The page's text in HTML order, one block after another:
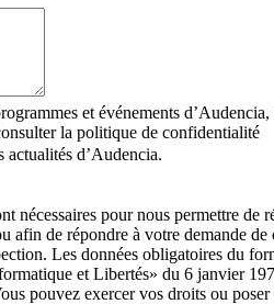
et événements
la politique de confidentialité
actualités d’Audencia.
nécessaires pour nous permettre
afin de répondre à votre demande
Les données obligatoires du
et Libertés» du 6 janvier
pouvez exercer vos droits ou